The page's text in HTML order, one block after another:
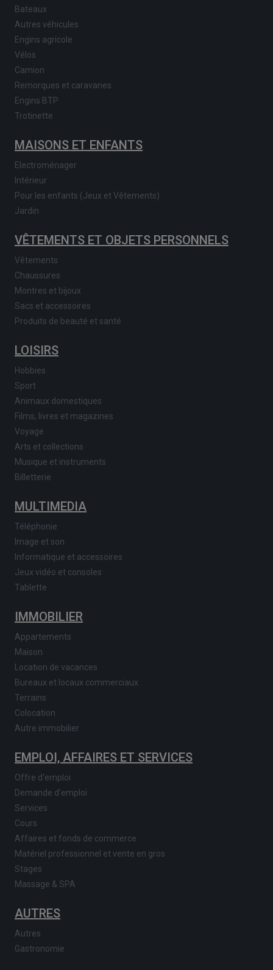
Bateaux
Autres véhicules
Engins agricole
Vélos
Camion
Remorques et caravanes
Engins BTP
Trotinette
MAISONS ET ENFANTS
Electroménager
Intérieur
Pour les enfants (Jeux et Vêtements)
Jardin
VÊTEMENTS ET OBJETS PERSONNELS
Vêtements
Chaussures
Montres et bijoux
Sacs et accessoires
Produits de beauté et santé
LOISIRS
Hobbies
Sport
Animaux domestiques
Films, livres et magazines
Voyage
Arts et collections
Musique et instruments
Billetterie
MULTIMEDIA
Téléphonie
Image et son
Informatique et accessoires
Jeux vidéo et consoles
Tablette
IMMOBILIER
Appartements
Maison
Location de vacances
Bureaux et locaux commerciaux
Terrains
Colocation
Autre immobilier
EMPLOI, AFFAIRES ET SERVICES
Offre d'emploi
Demande d'emploi
Services
Cours
Affaires et fonds de commerce
Matériel professionnel et vente en gros
Stages
Massage & SPA
AUTRES
Autres
Gastronomie